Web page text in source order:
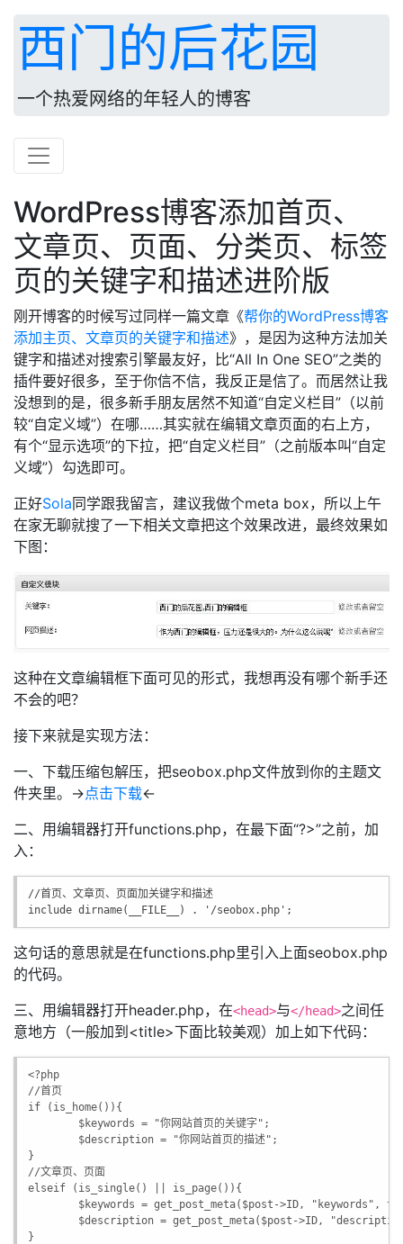
西门的后花园
一个热爱网络的年轻人的博客
WordPress博客添加首页、
文章页、页面、分类页、标签
页的关键字和描述进阶版
刚开博客的时候写过同样一篇文章《帮你的WordPress博客
添加主页、文章页的关键字和描述》，是因为这种方法加关
键字和描述对搜索引擎最友好，比“All In One SEO”之类的
插件要好很多，至于你信不信，我反正是信了。而居然让我
没想到的是，很多新手朋友居然不知道“自定义栏目”（以前
较“自定义域”）在哪……其实就在编辑文章页面的右上方，
有个“显示选项”的下拉，把“自定义栏目”（之前版本叫“自定
义域”）勾选即可。
正好Sola同学跟我留言，建议我做个meta box，所以上午
在家无聊就搜了一下相关文章把这个效果改进，最终效果如
下图：
这种在文章编辑框下面可见的形式，我想再没有哪个新手还
不会的吧？
接下来就是实现方法：
一、下载压缩包解压，把seobox.php文件放到你的主题文
件夹里。->点击下载<-
二、用编辑器打开functions.php，在最下面“?>”之前，加
入：
//首页、文章页、页面加关键字和描述
include dirname(__FILE__) . '/seobox.php';
这句话的意思就是在functions.php里引入上面seobox.php
的代码。
三、用编辑器打开header.php，在<head>与</head>之间任
意地方（一般加到<title>下面比较美观）加上如下代码：
<?php
//首页
if (is_home()){
$keywords = "你网站首页的关键字";
$description = "你网站首页的描述";
}
//文章页、页面
elseif (is_single() || is_page()){
$keywords = get_post_meta($post->ID, "keywords",
$description = get_post_meta($post->ID,
}